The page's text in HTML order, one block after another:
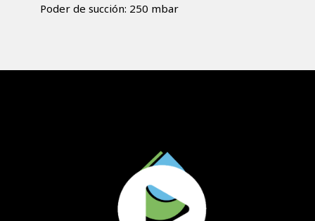
Poder de succión: 250 mbar